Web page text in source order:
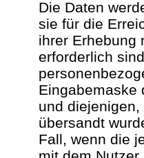
Die Daten
sie für die
ihrer Erhebung
erforderlich
Eingabemaske
und
übersandt
Fall, wenn die